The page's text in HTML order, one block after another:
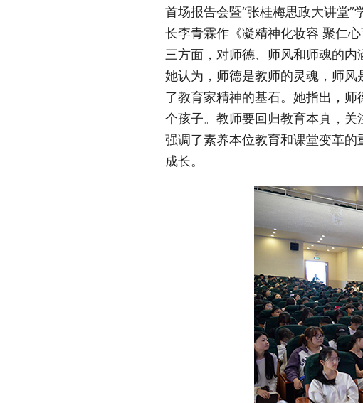
首场报告会暨“张桂梅思政大讲堂
长李青霖作《凝精神化妆容 聚仁
三方面，对师德、师风和师魂的内
她认为，师德是教师的灵魂，师
了教育家精神的基石。她指出，
个孩子。教师要回归教育本真，
强调了素养本位教育和课堂变革
成长。